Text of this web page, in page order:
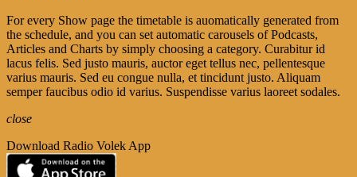
For every Show page the timetable is auomatically generated from
the schedule, and you can set automatic carousels of Podcasts,
Articles and Charts by simply choosing a category. Curabitur id
lacus felis. Sed justo mauris, auctor eget tellus nec, pellentesque
varius mauris. Sed eu congue nulla, et tincidunt justo. Aliquam
semper faucibus odio id varius. Suspendisse varius laoreet sodales.
close
Download Radio Volek App